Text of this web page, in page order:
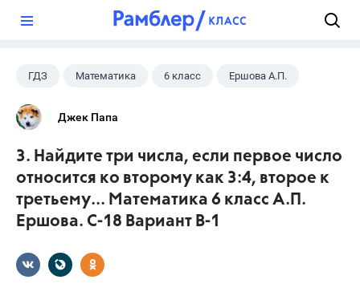
ГДЗ Математика 6 класс Ершова А.П.
Джек Папа
3. Найдите три числа, если первое число
относится ко второму как 3:4, второе к
третьему... Математика 6 класс А.П.
Ершова. С-18 Вариант В-1